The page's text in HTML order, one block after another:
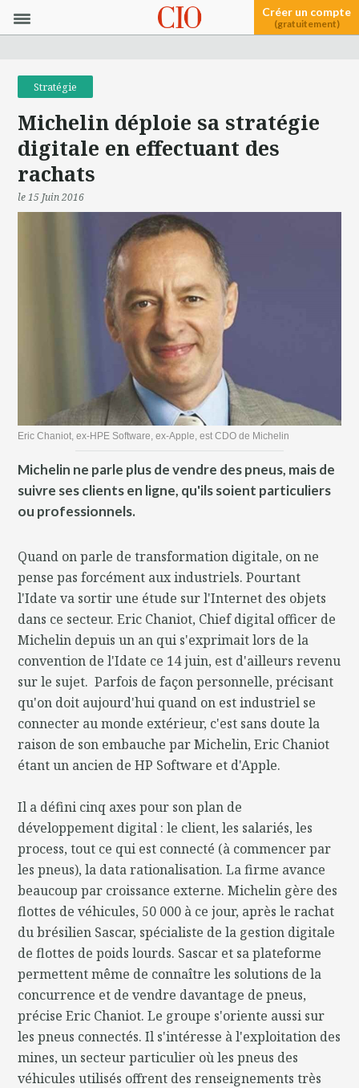
Créer un compte
(gratuitement)
Stratégie
Michelin déploie sa stratégie
digitale en effectuant des
rachats
le 15 Juin 2016
Eric Chaniot, ex-HPE Software, ex-Apple, est CDO de Michelin
Michelin ne parle plus de vendre des pneus, mais de
suivre ses clients en ligne, qu'ils soient particuliers
ou professionnels.
Quand on parle de transformation digitale, on ne
pense pas forcément aux industriels. Pourtant
l'Idate va sortir une étude sur l'Internet des objets
dans ce secteur. Eric Chaniot, Chief digital officer de
Michelin depuis un an qui s'exprimait lors de la
convention de l'Idate ce 14 juin, est d'ailleurs revenu
sur le sujet. Parfois de façon personnelle, précisant
qu'on doit aujourd'hui quand on est industriel se
connecter au monde extérieur, c'est sans doute la
raison de son embauche par Michelin, Eric Chaniot
étant un ancien de HP Software et d'Apple.
Il a défini cinq axes pour son plan de
développement digital : le client, les salariés, les
process, tout ce qui est connecté (à commencer par
les pneus), la data rationalisation. La firme avance
beaucoup par croissance externe. Michelin gère des
flottes de véhicules, 50 000 à ce jour, après le rachat
du brésilien Sascar, spécialiste de la gestion digitale
de flottes de poids lourds. Sascar et sa plateforme
permettent même de connaître les solutions de la
concurrence et de vendre davantage de pneus,
précise Eric Chaniot. Le groupe s'oriente aussi sur
les pneus connectés. Il s'intéresse à l'exploitation des
mines, un secteur particulier où les pneus des
véhicules utilisés offrent des renseignements très